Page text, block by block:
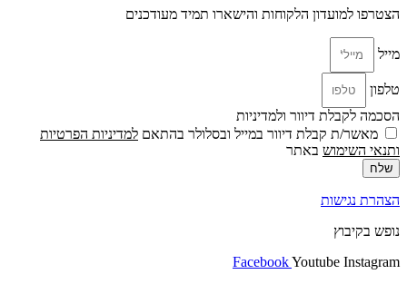
הצטרפו למועדון הלקוחות והישארו תמיד מעודכנים
מייל
טלפון
הסכמה לקבלת דיוור ולמדיניות
מאשר/ת קבלת דיוור במייל ובסלולר בהתאם למדיניות הפרטיות
ותנאי השימוש באתר
שלח
הצהרת נגישות
נופש בקיבוץ
FacebookYoutube Instagram